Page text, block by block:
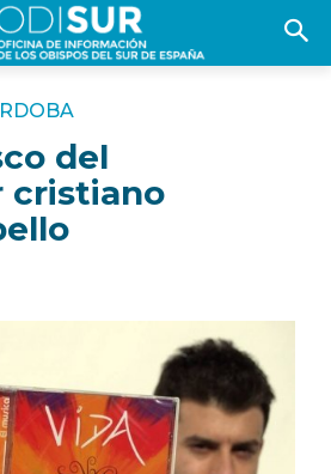
del
cristiano